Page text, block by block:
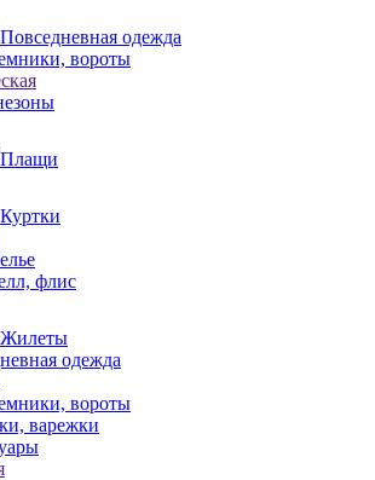
Повседневная одежда
вороты
Плащи
Куртки
флис
Жилеты
одежда
вороты
варежки